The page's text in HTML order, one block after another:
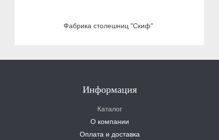
Фабрика столешниц "Скиф"
Информация
Каталог
О компании
Оплата и доставка